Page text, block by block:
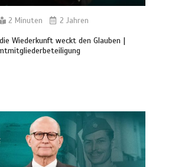
2 Minuten 2 Jahren
Wiederkunft weckt den Glauben |